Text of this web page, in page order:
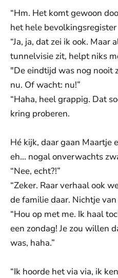
“Hm. Het komt gewoon
het hele bevolkingsregister
“Ja, ja, dat zei ik ook. Maar
tunnelvisie zit, helpt niks
"De eindtijd was nog nooit
nu. Of wacht: nu!”
“Haha, heel grappig. Dat
kring proberen.
Hé kijk, daar gaan Maartje
eh... nogal onverwachts
“Nee, echt?!”
“Zeker. Raar verhaal ook
de familie daar. Nichtje
“Hou op met me. Ik haal
een zondag! Je zou willen
was, haha.”
“Ik hoorde het via via, ik